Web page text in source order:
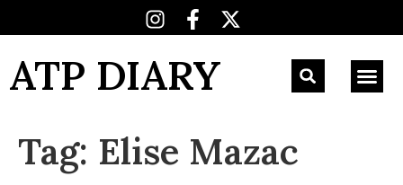
ATP DIARY
Tag: Elise Mazac